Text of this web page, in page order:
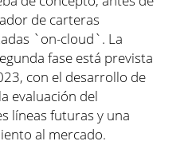
de carteras
`on-cloud`. La
fase está prevista
con el desarrollo de
evaluación del
líneas futuras y una
al mercado.